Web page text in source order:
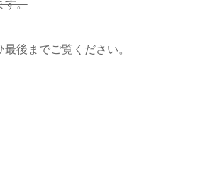
す。
後までご覧ください。